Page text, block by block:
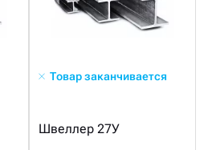
Товар заканчивается
Швеллер 27У